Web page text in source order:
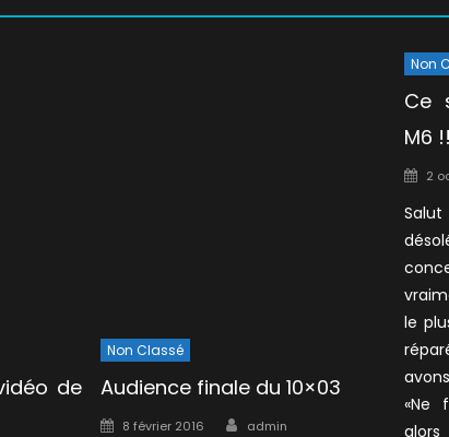
de
Non Classé
Audience finale du 10×03
Posted
8 février 2016 Author
admin
Non
Ce
M6
2
le
«Ne